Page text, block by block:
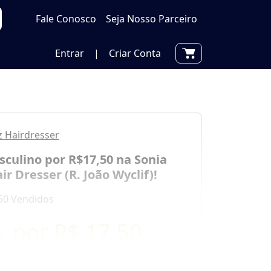
Fale Conosco Seja Nosso Parceiro
Entrar | Criar Conta
Hairdresser
por R$17,50 na Sonia
Dresser (R. João Wyclif)!
Vendidos